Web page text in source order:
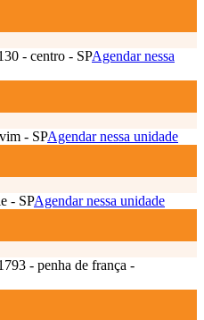
- centro - SPAgendar nessa
- SPAgendar nessa unidade
- SPAgendar nessa unidade
- penha de frança -